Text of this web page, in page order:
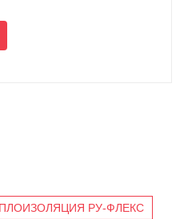
РУ-ФЛЕКС